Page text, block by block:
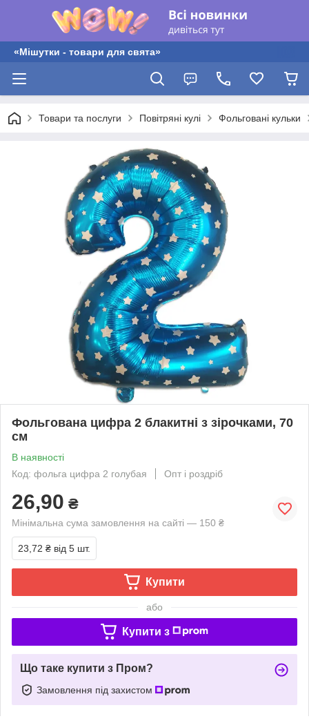
«Мішутки - товари для свята»
Товари та послуги Повітряні кулі Фольговані кульки
Фольгована цифра 2 блакитні з зірочками, 70
см
В наявності
Код: фольга цифра 2 голубая
Опт і роздріб
26,90 ₴
Мінімальна сума замовлення на сайті — 150 ₴
23,72 ₴ від 5 шт.
Купити
або
Купити з
Що таке купити з Пром?
Замовлення під захистом